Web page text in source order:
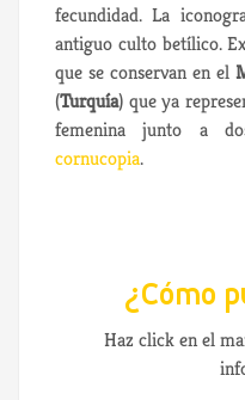
fecundidad. La
antiguo culto betílico.
que se conservan en el
(Turquía) que ya
femenina junto a
cornucopia.
¿Cómo
Haz click en el